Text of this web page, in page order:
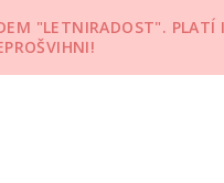
"LETNIRADOST". PLATÍ